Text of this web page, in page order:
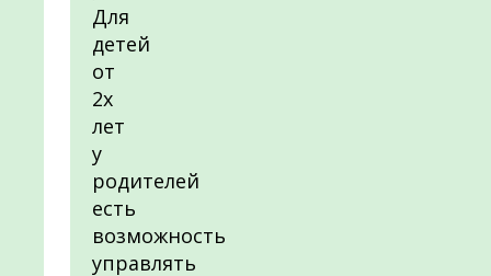
Для
детей
от
2х
лет
у
родителей
есть
возможность
управлять